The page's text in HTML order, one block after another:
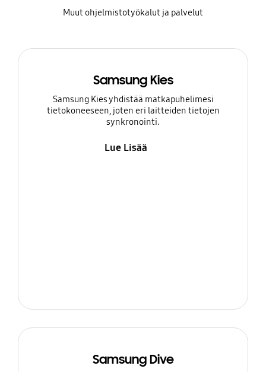
Muut ohjelmistotyökalut ja palvelut
Samsung Kies
Samsung Kies yhdistää matkapuhelimesi
tietokoneeseen, joten eri laitteiden tietojen
synkronointi.
Lue Lisää
Samsung Dive